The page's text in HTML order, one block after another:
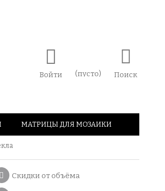
Поиск
(пусто)
Войти
МАТРИЦЫ ДЛЯ МОЗАИКИ
Скидки от объёма